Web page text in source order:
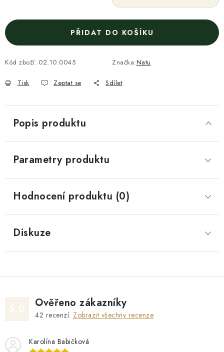
PŘIDAT DO KOŠÍKU
Kód zboží: 02.10.0045 Značka:Natu
Tisk Zeptat se Sdílet
Popis produktu
Parametry produktu
Hodnocení produktu (0)
Diskuze
Ověřeno zákazníky
42 recenzí. Zobrazit všechny recenze
Karolína Babičková